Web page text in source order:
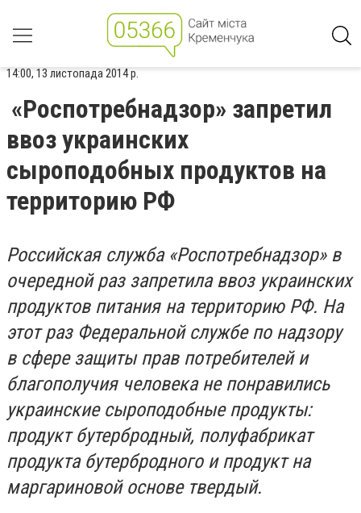
14:00, 13 листопада 2014 р.
«Роспотребнадзор» запретил
ввоз украинских
сыроподобных продуктов на
территорию РФ
Российская служба «Роспотребнадзор» в
очередной раз запретила ввоз украинских
продуктов питания на территорию РФ. На
этот раз Федеральной службе по надзору
в сфере защиты прав потребителей и
благополучия человека не понравились
украинские сыроподобные продукты:
продукт бутербродный, полуфабрикат
продукта бутербродного и продукт на
маргариновой основе твердый.